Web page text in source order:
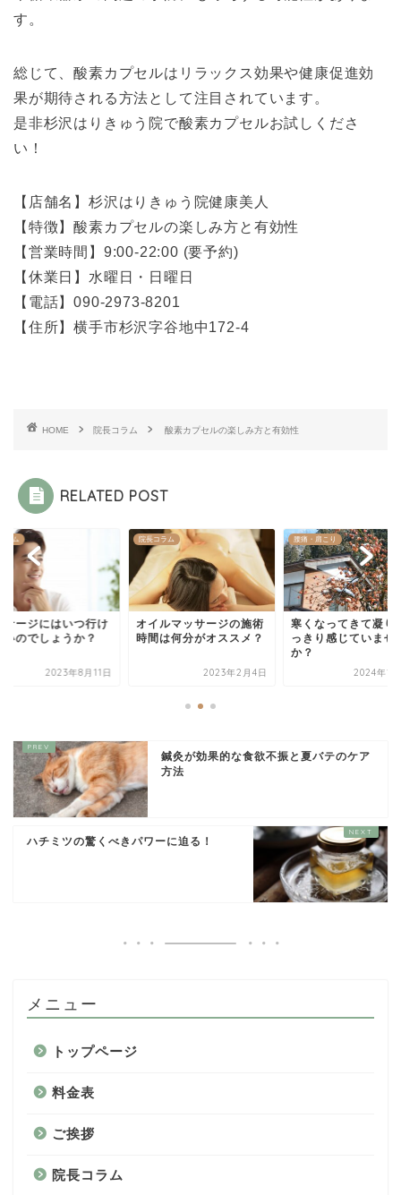
す。
総じて、酸素カプセルはリラックス効果や健康促進効
果が期待される方法として注目されています。
是非杉沢はりきゅう院で酸素カプセルお試しくださ
い！
【店舗名】杉沢はりきゅう院健康美人
【特徴】酸素カプセルの楽しみ方と有効性
【営業時間】9:00-22:00 (要予約)
【休業日】水曜日・日曜日
【電話】090-2973-8201
【住所】横手市杉沢字谷地中172-4
HOME 院長コラム 酸素カプセルの楽しみ方と有効性
RELATED POST
ラム
サージにはいつ行け
いのでしょうか？
2023年8月11日
院長コラム
オイルマッサージの施術
時間は何分がオススメ？
2023年2月4日
腰痛・肩こり
寒くなってきて凝り
っきり感じていませ
か？
2024年12
鍼灸が効果的な食欲不振と夏バテのケア
方法
ハチミツの驚くべきパワーに迫る！
メニュー
トップページ
料金表
ご挨拶
院長コラム